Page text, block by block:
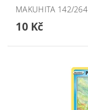
MAKUHITA 142/264
10 Kč